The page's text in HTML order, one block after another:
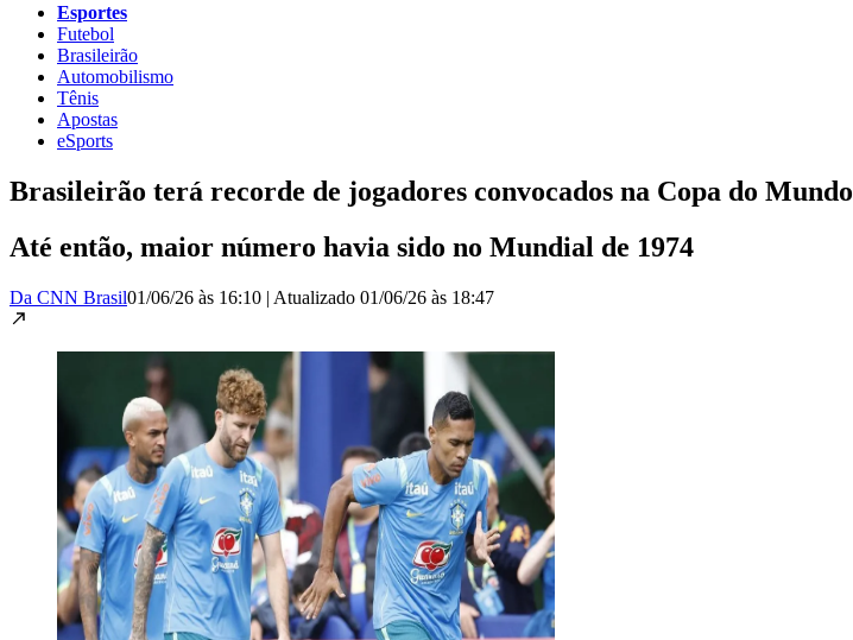
Esportes
Futebol
Brasileirão
Automobilismo
Tênis
Apostas
eSports
Brasileirão terá recorde de jogadores convocados na Copa do Mundo
Até então, maior número havia sido no Mundial de 1974
Da CNN Brasil01/06/26 às 16:10 | Atualizado 01/06/26 às 18:47